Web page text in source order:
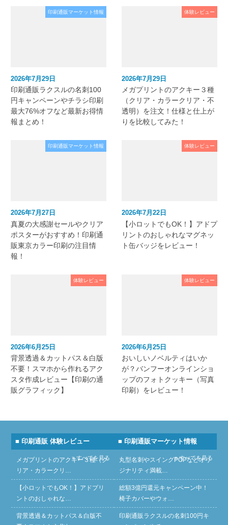
印刷通販マーケット情報
2026年7月29日
印刷通販ラクスルの名刺100
円キャンペーンやチラシ印刷
最大76%オフなど最新お得情
報まとめ！
体験レビュー
2026年7月29日
メガプリントのアクキー３種
（クリア・カラークリア・不
透明）を注文！仕様と仕上が
りを比較してみた！
印刷通販マーケット情報
2026年7月27日
真夏の大感謝セールやクリア
ポスターがおすすめ！印刷通
販東京カラー印刷の注目情
報！
体験レビュー
2026年7月22日
【小ロットでもOK！】アドプ
リントのおしゃれなマグネッ
ト缶バッジをレビュー！
体験レビュー
2026年6月25日
背景透過＆カットパス＆白版
不要！スマホから作れるアク
スタ作成レビュー【印刷の通
販グラフィック】
体験レビュー
2026年6月25日
おいしいノベルティはいか
が？バンフーオンラインショ
ップのフォトクッキー（写真
印刷）をレビュー！
■ 印刷通販 体験レビュー
» すべてを見る
メガプリントのアクキー３種（ク
リア・カラークリ…
【小ロットでもOK！】アドプリ
ントのおしゃれな…
背景透過＆カットパス＆白版不
■ 印刷通販マーケット情報
» すべてを見る
丸型名刺やスイングPOPなどオリ
ジナリティ満載…
総額3億円還元キャンペーン中！
椅子カバーやウォ…
印刷通販ラクスルの名刺100円キ